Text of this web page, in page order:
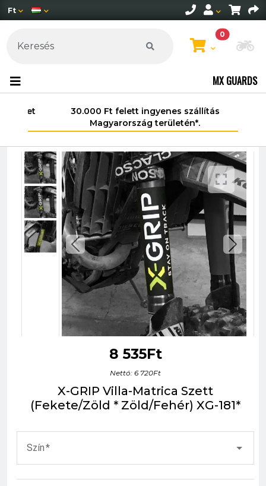
Ft
0
MX GUARDS
30.000 Ft felett ingyenes szállítás
Magyarország területén*.
8 535Ft
Nettó: 6 720Ft
X-GRIP Villa-Matrica Szett
(Fekete/Zöld * Zöld/Fehér) XG-181*
Szín